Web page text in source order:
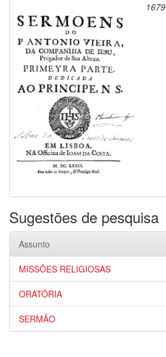
1679
Sugestões de pesquisa
Assunto
MISSÕES RELIGIOSAS
ORATÓRIA
SERMÃO